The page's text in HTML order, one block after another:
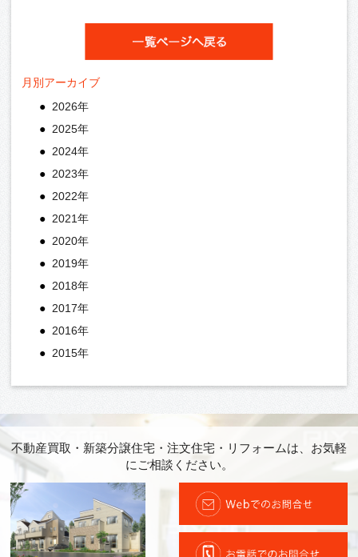
月別アーカイブ
2026年
2025年
2024年
2023年
2022年
2021年
2020年
2019年
2018年
2017年
2016年
2015年
不動産買取・新築分譲住宅・注文住宅・リフォームは、お気軽
にご相談ください。